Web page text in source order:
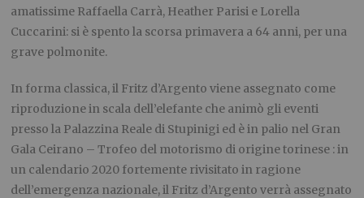
amatissime Raffaella Carrà, Heather Parisi e Lorella
Cuccarini: si è spento la scorsa primavera a 64 anni, per una
grave polmonite.
In forma classica, il Fritz d’Argento viene assegnato come
riproduzione in scala dell’elefante che animò gli eventi
presso la Palazzina Reale di Stupinigi ed è in palio nel Gran
Gala Ceirano – Trofeo del motorismo di origine torinese : in
un calendario 2020 fortemente rivisitato in ragione
dell’emergenza nazionale, il Fritz d’Argento verrà assegnato